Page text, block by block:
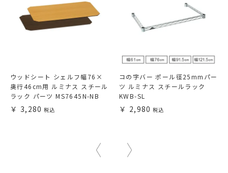
ウッドシート シェルフ幅76×
奥行46cm用 ルミナス スチール
ラック パーツ MS7645N-NB
3,280
コの字バー ポール径25mmパー
ツ ルミナス スチールラック
KWB-SL
2,980